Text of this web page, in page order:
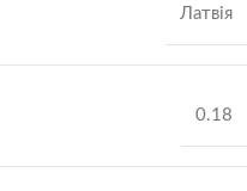
Латвія
0.18